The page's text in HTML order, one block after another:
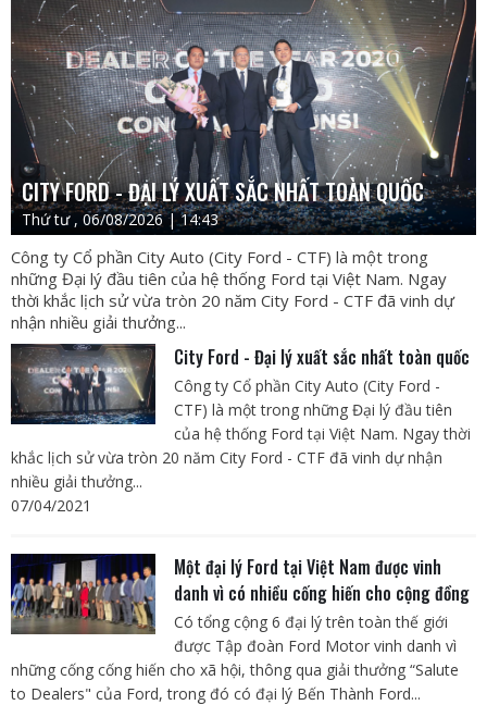
CITY FORD - ĐẠI LÝ XUẤT SẮC NHẤT TOÀN QUỐC
Thứ tư , 06/08/2026 | 14:43
Công ty Cổ phần City Auto (City Ford - CTF) là một trong
những Đại lý đầu tiên của hệ thống Ford tại Việt Nam. Ngay
thời khắc lịch sử vừa tròn 20 năm City Ford - CTF đã vinh dự
nhận nhiều giải thưởng...
City Ford - Đại lý xuất sắc nhất toàn quốc
Công ty Cổ phần City Auto (City Ford -
CTF) là một trong những Đại lý đầu tiên
của hệ thống Ford tại Việt Nam. Ngay thời
khắc lịch sử vừa tròn 20 năm City Ford - CTF đã vinh dự nhận
nhiều giải thưởng...
07/04/2021
Một đại lý Ford tại Việt Nam được vinh
danh vì có nhiều cống hiến cho cộng đồng
Có tổng cộng 6 đại lý trên toàn thế giới
được Tập đoàn Ford Motor vinh danh vì
những cống cống hiến cho xã hội, thông qua giải thưởng “Salute
to Dealers" của Ford, trong đó có đại lý Bến Thành Ford...